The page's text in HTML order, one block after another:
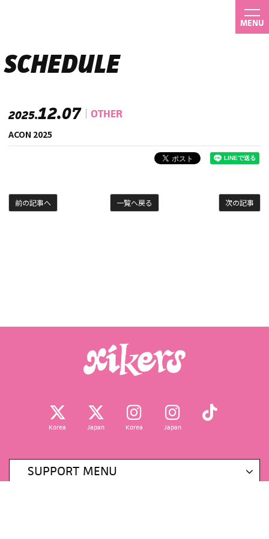
MENU
SCHEDULE
2025.12.07 OTHER
ACON 2025
次の記事
一覧へ戻る
前の記事へ
Korea Japan Korea Japan
SUPPORT MENU